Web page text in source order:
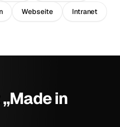
Webseite Intranet
in